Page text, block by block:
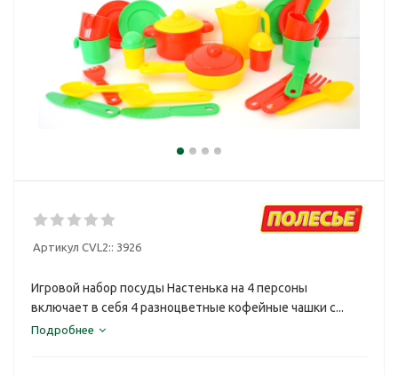
Артикул CVL2:: 3926
Игровой набор посуды Настенька на 4 персоны
включает в себя 4 разноцветные кофейные чашки с...
Подробнее